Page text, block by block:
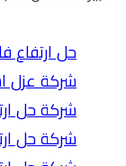
حل ارتفاع
شركة عزل
شركة حل
شركة حل